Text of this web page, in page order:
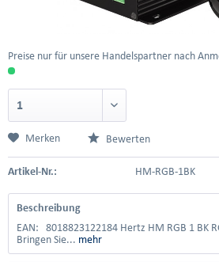
Preise nur für unsere Handelspartner nach
Merken Bewerten
Artikel-Nr.: HM-RGB-1BK
Beschreibung
EAN: 8018823122184 Hertz HM RGB 1 BK
Bringen Sie... mehr